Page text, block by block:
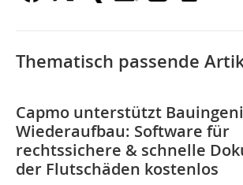
Thematisch passende
Capmo unterstützt
Wiederaufbau: Software für
rechtssichere & schnelle
der Flutschäden kostenlos